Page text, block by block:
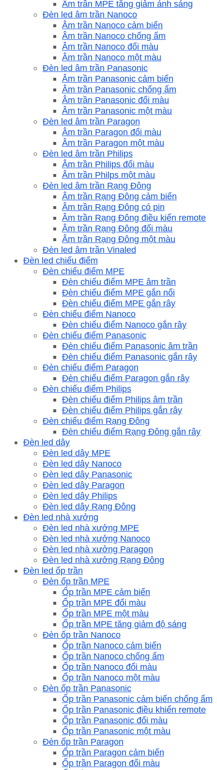
Âm trần MPE tăng giảm ánh sáng
Đèn led âm trần Nanoco
Âm trần Nanoco cảm biến
Âm trần Nanoco chống ẩm
Âm trần Nanoco đổi màu
Âm trần Nanoco một màu
Đèn led âm trần Panasonic
Âm trần Panasonic cảm biến
Âm trần Panasonic chống ẩm
Âm trần Panasonic đổi màu
Âm trần Panasonic một màu
Đèn led âm trần Paragon
Âm trần Paragon đổi màu
Âm trần Paragon một màu
Đèn led âm trần Philips
Âm trần Philips đổi màu
Âm trần Philps một màu
Đèn led âm trần Rạng Đông
Âm trần Rạng Đông cảm biến
Âm trần Rạng Đông có pin
Âm trần Rạng Đông điều kiển remote
Âm trần Rạng Đông đổi màu
Âm trần Rạng Đông một màu
Đèn led âm trần Vinaled
Đèn led chiếu điểm
Đèn chiếu điểm MPE
Đèn chiếu điểm MPE âm trần
Đèn chiếu điểm MPE gắn nổi
Đèn chiếu điểm MPE gắn rây
Đèn chiếu điểm Nanoco
Đèn chiếu điểm Nanoco gắn rây
Đèn chiếu điểm Panasonic
Đèn chiếu điểm Panasonic âm trần
Đèn chiếu điểm Panasonic gắn rây
Đèn chiếu điểm Paragon
Đèn chiếu điểm Paragon gắn rây
Đèn chiếu điểm Philips
Đèn chiếu điểm Philips âm trần
Đèn chiếu điểm Philips gắn rây
Đèn chiếu điểm Rạng Đông
Đèn chiếu điểm Rạng Đông gắn rây
Đèn led dây
Đèn led dây MPE
Đèn led dây Nanoco
Đèn led dây Panasonic
Đèn led dây Paragon
Đèn led dây Philips
Đèn led dây Rạng Đông
Đèn led nhà xưởng
Đèn led nhà xưởng MPE
Đèn led nhà xưởng Nanoco
Đèn led nhà xưởng Paragon
Đèn led nhà xưởng Rạng Đông
Đèn led ốp trần
Đèn ốp trần MPE
Ốp trần MPE cảm biến
Ốp trần MPE đổi màu
Ốp trần MPE một màu
Ốp trần MPE tăng giảm độ sáng
Đèn ốp trần Nanoco
Ốp trần Nanoco cảm biến
Ốp trần Nanoco chống ẩm
Ốp trần Nanoco đổi màu
Ốp trần Nanoco một màu
Đèn ốp trần Panasonic
Ốp trần Panasonic cảm biến chống ẩm
Ốp trần Panasonic điều khiển remote
Ốp trần Panasonic đổi màu
Ốp trần Panasonic một màu
Đèn ốp trần Paragon
Ốp trần Paragon cảm biến
Ốp trần Paragon đổi màu